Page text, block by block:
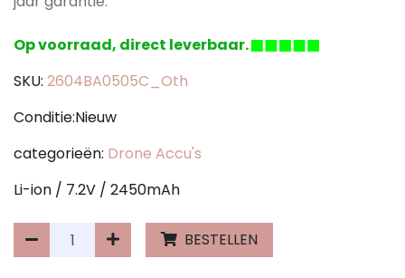
Op voorraad, direct leverbaar.
SKU: 2604BA0505C_Oth
Conditie:Nieuw
categorieën: Drone Accu's
Li-ion / 7.2V / 2450mAh
BESTELLEN